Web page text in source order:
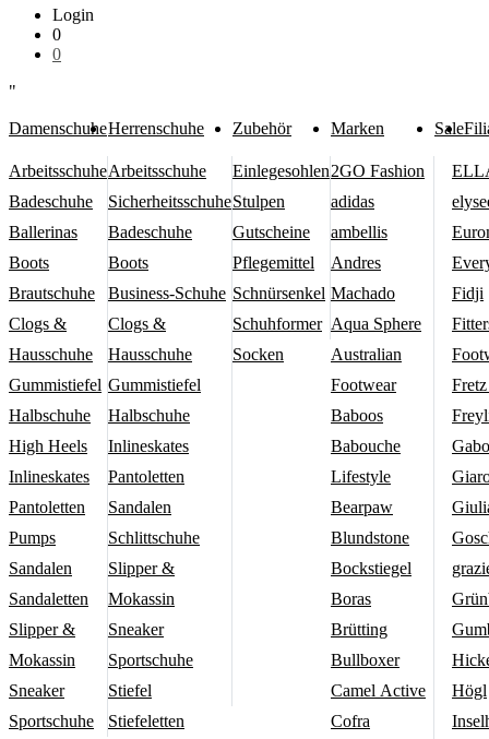
Login
0
0
"
Damenschuhe
Arbeitsschuhe
Badeschuhe
Ballerinas
Boots
Brautschuhe
Clogs &
Hausschuhe
Gummistiefel
Halbschuhe
High Heels
Inlineskates
Pantoletten
Pumps
Sandalen
Sandaletten
Slipper &
Mokassin
Sneaker
Sportschuhe
Herrenschuhe
Arbeitsschuhe
Sicherheitsschuhe
Badeschuhe
Boots
Business-Schuhe
Clogs &
Hausschuhe
Gummistiefel
Halbschuhe
Inlineskates
Pantoletten
Sandalen
Schlittschuhe
Slipper &
Mokassin
Sneaker
Sportschuhe
Stiefel
Stiefeletten
Zubehör
Einlegesohlen
Stulpen
Gutscheine
Pflegemittel
Schnürsenkel
Schuhformer
Socken
Marken
2GO Fashion
adidas
ambellis
Andres
Machado
Aqua Sphere
Australian
Footwear
Baboos
Babouche
Lifestyle
Bearpaw
Blundstone
Bockstiegel
Boras
Brütting
Bullboxer
Camel Active
Cofra
Fidji
Högl
Sale